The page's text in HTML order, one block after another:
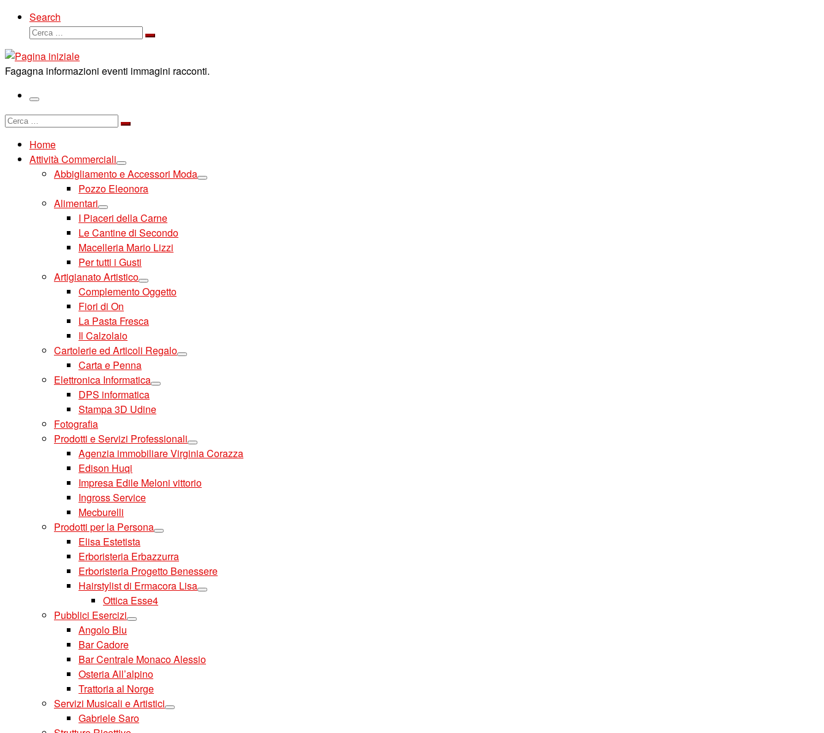
Search
Cerca
Cerca
Fagagna informazioni eventi immagini racconti.
Menu
Cerca
Cerca
Home
Attività Commerciali
Abbigliamento e Accessori Moda
Pozzo Eleonora
Alimentari
I Piaceri della Carne
Le Cantine di Secondo
Macelleria Mario Lizzi
Per tutti i Gusti
Artigianato Artistico
Complemento Oggetto
Fiori di On
La Pasta Fresca
Il Calzolaio
Cartolerie ed Articoli Regalo
Carta e Penna
Elettronica Informatica
DPS informatica
Stampa 3D Udine
Fotografia
Prodotti e Servizi Professionali
Agenzia immobiliare Virginia Corazza
Edison Huqi
Impresa Edile Meloni vittorio
Ingross Service
Mecburelli
Prodotti per la Persona
Elisa Estetista
Erboristeria Erbazzurra
Erboristeria Progetto Benessere
Hairstylist di Ermacora Lisa
Ottica Esse4
Pubblici Esercizi
Angolo Blu
Bar Cadore
Bar Centrale Monaco Alessio
Osteria All’alpino
Trattoria al Norge
Servizi Musicali e Artistici
Gabriele Saro